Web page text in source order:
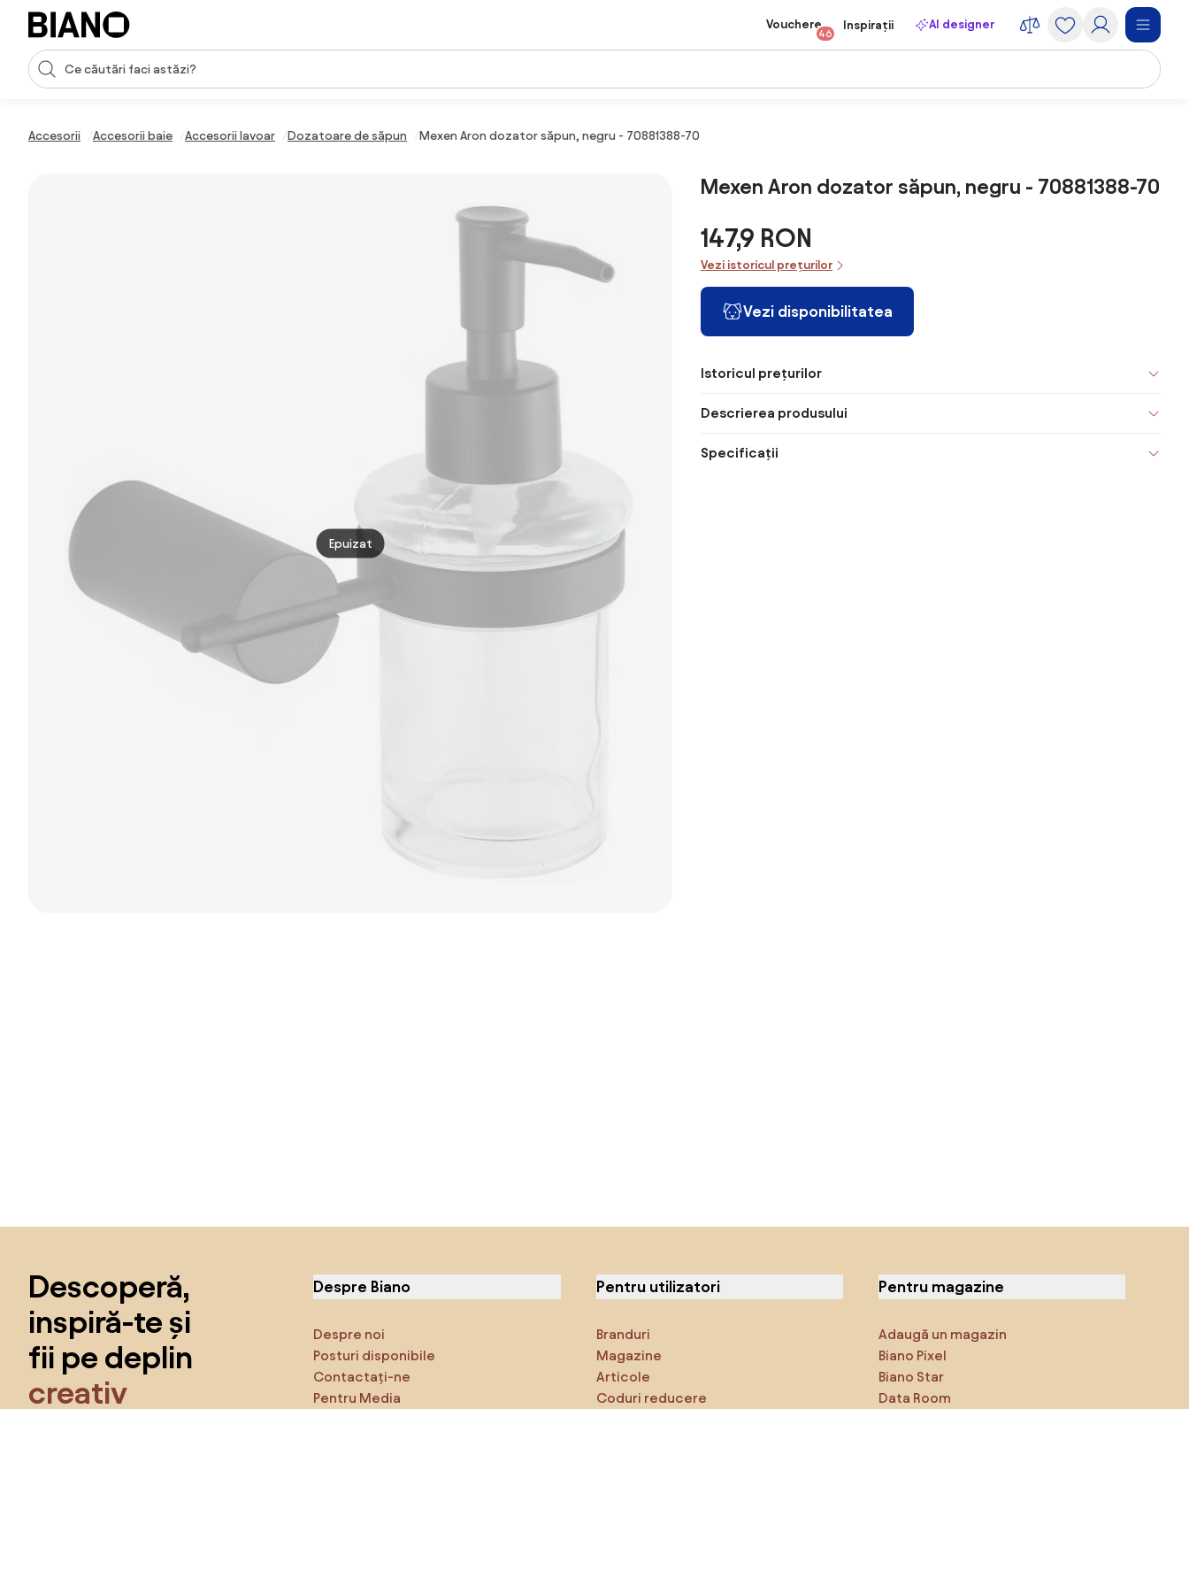
Sari peste navigare, accesează conținutul
Introducerea căutării
Vouchere
46
Inspirații AI designer
Accesorii Accesorii baie Accesorii lavoar Dozatoare de săpun Mexen Aron dozator săpun, negru - 70881388-70
Epuizat
Mexen Aron dozator săpun, negru - 70881388-70
147,9 RON
Vezi istoricul prețurilor
Vezi disponibilitatea
Istoricul prețurilor
Descrierea produsului
Specificații
Descoperă,
inspiră-te și
fii pe deplin
creativ
Despre Biano
Despre noi
Posturi disponibile
Contactați-ne
Pentru Media
Pentru utilizatori
Branduri
Magazine
Articole
Coduri reducere
Pentru magazine
Adaugă un magazin
Biano Pixel
Biano Star
Data Room